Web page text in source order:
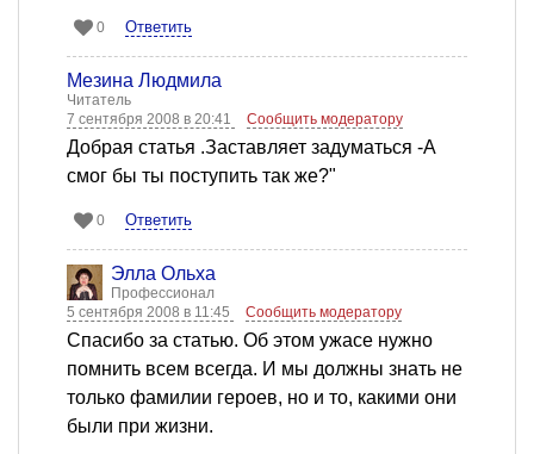
0 Ответить
Мезина Людмила
Читатель
7 сентября 2008 в 20:41
Сообщить модератору
Добрая статья .Заставляет задуматься -А
смог бы ты поступить так же?"
0 Ответить
Элла Ольха
Профессионал
5 сентября 2008 в 11:45
Сообщить модератору
Спасибо за статью. Об этом ужасе нужно
помнить всем всегда. И мы должны знать не
только фамилии героев, но и то, какими они
были при жизни.